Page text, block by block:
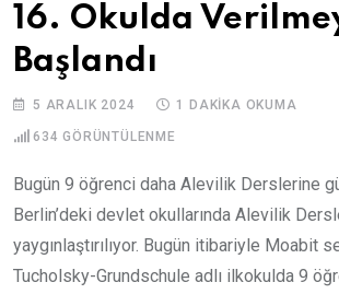
16. Okulda
Başlandı
5 ARALIK 2024 1 DAKIKA OKUMA
634 GÖRÜNTÜLENME
Bugün 9 öğrenci daha Alevilik Derslerine
Berlin’deki devlet okullarında Alevilik
yaygınlaştırılıyor. Bugün itibariyle Moabit
Tucholsky-Grundschule adlı ilkokulda 9